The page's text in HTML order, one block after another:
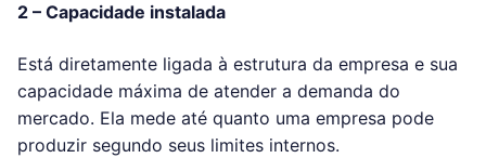
2 – Capacidade instalada
Está diretamente ligada à estrutura da empresa e sua
capacidade máxima de atender a demanda do
mercado. Ela mede até quanto uma empresa pode
produzir segundo seus limites internos.